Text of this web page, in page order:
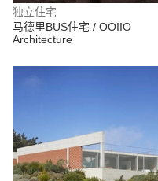
独立住宅
马德里BUS住宅 / OOIIO
Architecture